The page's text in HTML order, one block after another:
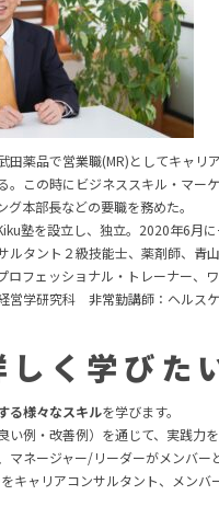
田薬品で営業職(MR)としてキャ
。この時にビジネススキル・マー
本部長などの要職を務めた。
塾を設立し、独立。2020年6月
サルタント２級技能士、薬剤師、
フェッショナル・トレーナー、
営学研究科 非常勤講師：ヘルス
しく学びた
る様々なスキルを学びます。
い例・改善例）を通じて、実践力を
マネージャー/リーダーがメンバー
キャリアコンサルタント、メンバ